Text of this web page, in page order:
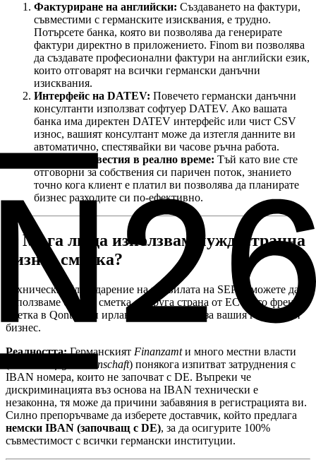
Фактуриране на английски: Създаването на фактури,
съвместими с германските изисквания, е трудно.
Потърсете банка, която ви позволява да генерирате
фактури директно в приложението. Finom ви позволява
да създавате професионални фактури на английски език,
които отговарят на всички германски данъчни
изисквания.
Интерфейс на DATEV: Повечето германски данъчни
консултанти използват софтуер DATEV. Ако вашата
банка има директен DATEV интерфейс или чист CSV
износ, вашият консултант може да изтегля данните ви
автоматично, спестявайки ви часове ръчна работа.
Насочени известия в реално време: Тъй като вие сте
отговорни за собствения си паричен поток, знанието
точно кога клиент е платил ви позволява да планирате
бизнес разходите си по-ефективно.
5. Мога ли да използвам чуждестранна
бизнес сметка?
Технически, благодарение на правилата на SEPA, можете да
използваме бизнес сметка от друга страна от ЕС (като френска
сметка в Qonto или ирландска в Revolut) за вашия германски
бизнес.
Реалността:Германският Finanzamtи много местни власти
Berufsgenossenschaft) понякога изпитват затруднения с
IBAN номера, които не започват с DE. Въпреки че
дискриминацията въз основа на IBAN технически е
незаконна, тя може да причини забавяния в регистрацията ви.
Силно препоръчваме да изберете доставчик, който предлага
немски IBAN (започващ с DE), за да осигурите 100%
съвместимост с всички германски институции.